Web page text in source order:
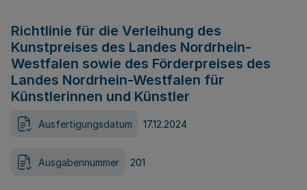
Richtlinie für die Verleihung des
Kunstpreises des Landes Nordrhein-
Westfalen sowie des Förderpreises des
Landes Nordrhein-Westfalen für
Künstlerinnen und Künstler
Ausfertigungsdatum 17.12.2024
Ausgabennummer 201